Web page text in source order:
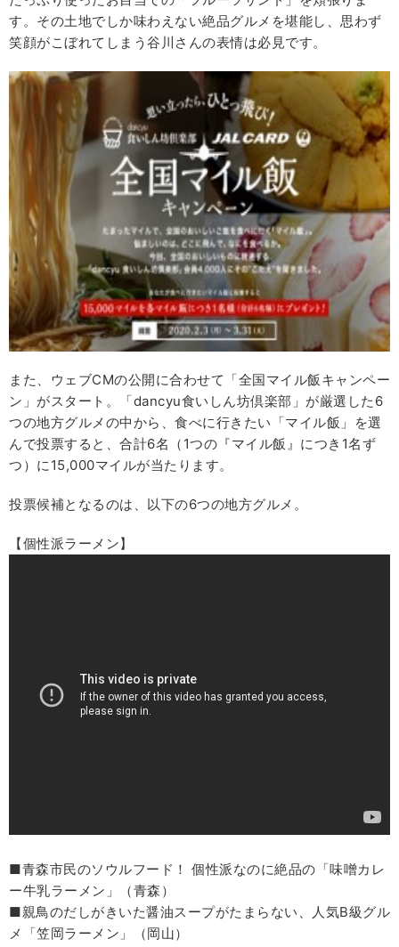
す。その土地でしか味わえない絶品グルメを堪能し、思わず
笑顔がこぼれてしまう谷川さんの表情は必見です。
また、ウェブCMの公開に合わせて「全国マイル飯キャンペー
ン」がスタート。「dancyu食いしん坊倶楽部」が厳選した6
つの地方グルメの中から、食べに行きたい「マイル飯」を選
んで投票すると、合計6名（1つの『マイル飯』につき1名ず
つ）に15,000マイルが当たります。
投票候補となるのは、以下の6つの地方グルメ。
【個性派ラーメン】
■青森市民のソウルフード！ 個性派なのに絶品の「味噌カレ
ー牛乳ラーメン」（青森）
■親鳥のだしがきいた醤油スープがたまらない、人気B級グル
メ「笠岡ラーメン」（岡山）